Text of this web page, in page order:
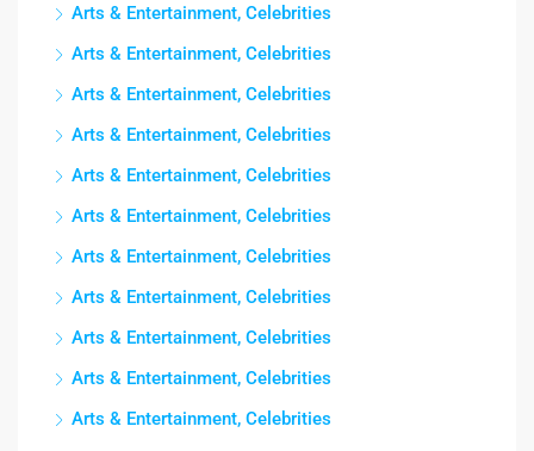
Arts & Entertainment, Celebrities
Arts & Entertainment, Celebrities
Arts & Entertainment, Celebrities
Arts & Entertainment, Celebrities
Arts & Entertainment, Celebrities
Arts & Entertainment, Celebrities
Arts & Entertainment, Celebrities
Arts & Entertainment, Celebrities
Arts & Entertainment, Celebrities
Arts & Entertainment, Celebrities
Arts & Entertainment, Celebrities